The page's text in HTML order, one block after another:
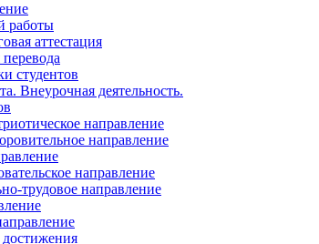
работы
аттестация
студентов
Внеурочная деятельность.
направление
направление
направление
трудовое направление